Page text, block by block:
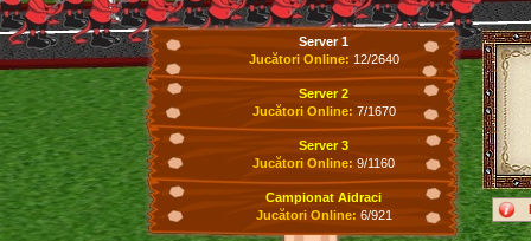
Server 1
Jucători Online: 12/2640
Server 2
Jucători Online: 7/1670
Server 3
Jucători Online: 9/1160
Campionat Aidraci
Jucători Online: 6/921